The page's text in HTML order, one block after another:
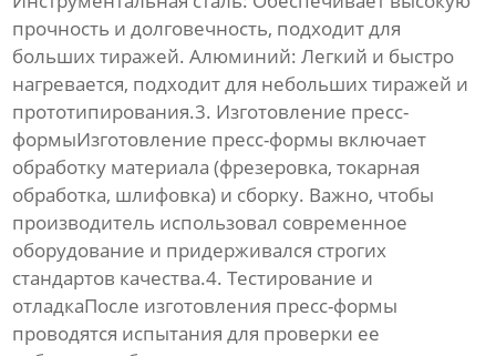
прочность и долговечность, подходит для
больших тиражей.Алюминий: Легкий и быстро
нагревается, подходит для небольших тиражей и
прототипирования.3. Изготовление пресс-
формыИзготовление пресс-формы включает
обработку материала (фрезеровка, токарная
обработка, шлифовка) и сборку. Важно, чтобы
производитель использовал современное
оборудование и придерживался строгих
стандартов качества.4. Тестирование и
отладкаПосле изготовления пресс-формы
проводятся испытания для проверки ее